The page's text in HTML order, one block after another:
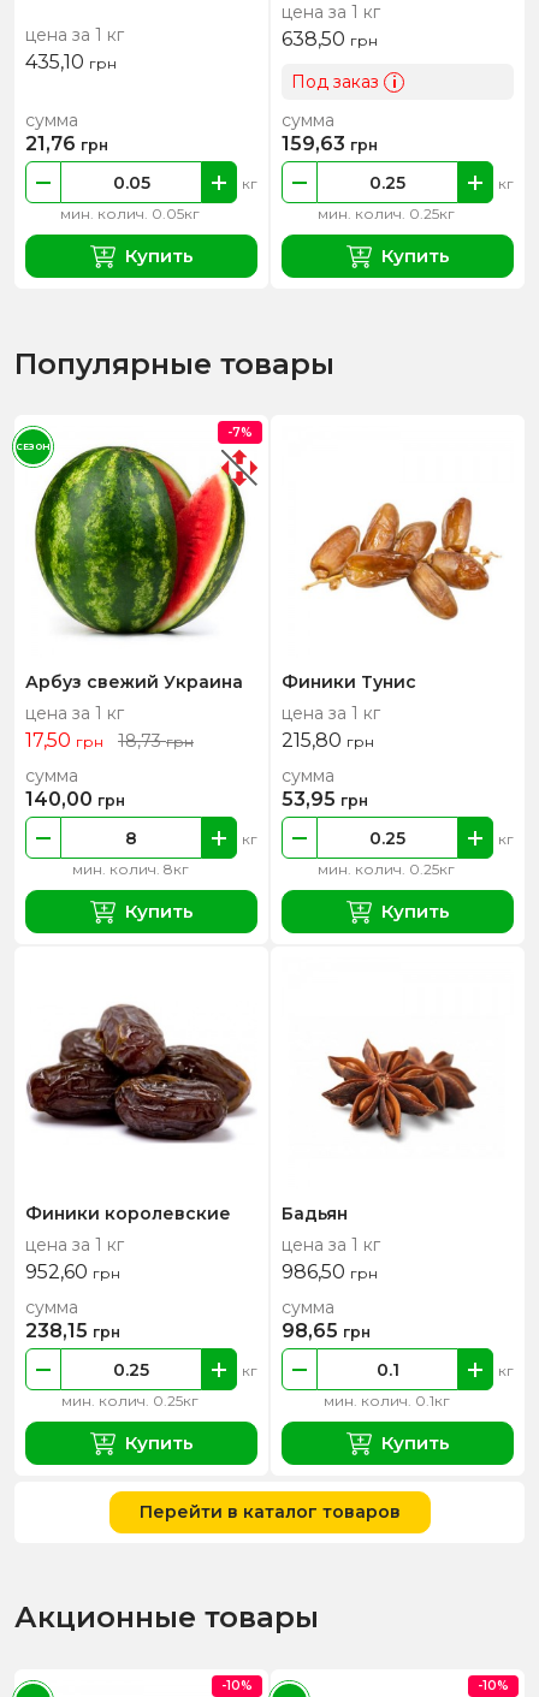
цена за 1 кг
435,10 грн
мин. колич. 0.05кг
кг
сумма
21,76 грн
Купить
цена за 1 кг
638,50 грн
Под заказ i
мин. колич. 0.25кг
кг
сумма
159,63 грн
Купить
Популярные товары
Арбуз свежий Украина
цена за 1 кг
17,50 грн 18,73грн
мин. колич. 8кг
кг
сумма
140,00 грн
Купить
-7%
СЕЗОН
Финики Тунис
цена за 1 кг
215,80 грн
мин. колич. 0.25кг
кг
сумма
53,95 грн
Купить
Финики королевские
цена за 1 кг
952,60 грн
мин. колич. 0.25кг
кг
сумма
238,15 грн
Купить
Бадьян
цена за 1 кг
986,50 грн
мин. колич. 0.1кг
кг
сумма
98,65 грн
Купить
Перейти в каталог товаров
Акционные товары
-10% -10%